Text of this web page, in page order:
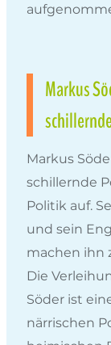
Markus
Markus
schillernde
Politik auf.
und sein
machen ihn
Die
Söder ist
närrischen